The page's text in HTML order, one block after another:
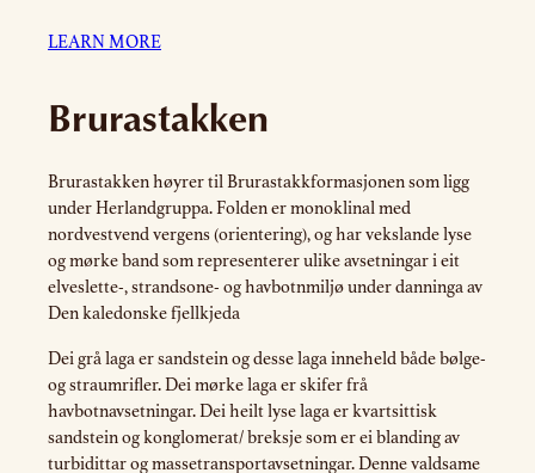
LEARN MORE
Brurastakken
Brurastakken høyrer til Brurastakkformasjonen som ligg
under Herlandgruppa. Folden er monoklinal med
nordvestvend vergens (orientering), og har vekslande lyse
og mørke band som representerer ulike avsetningar i eit
elveslette-, strandsone- og havbotnmiljø under danninga av
Den kaledonske fjellkjeda
Dei grå laga er sandstein og desse laga inneheld både bølge-
og straumrifler. Dei mørke laga er skifer frå
havbotnavsetningar. Dei heilt lyse laga er kvartsittisk
sandstein og konglomerat/ breksje som er ei blanding av
turbidittar og massetransportavsetningar. Denne valdsame